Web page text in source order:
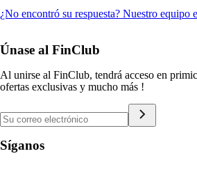
¿No encontró su respuesta? Nuestro equipo
Únase al FinClub
Al unirse al FinClub, tendrá acceso en
ofertas exclusivas y mucho más !
Síganos